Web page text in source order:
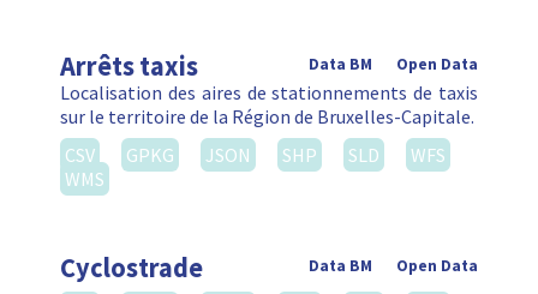
Arrêts taxis Open Data
Data BM
Localisation des aires de stationnements de taxis
sur le territoire de la Région de Bruxelles-Capitale.
CSV
GPKG JSON SHP SLD
WFS
WMS
Cyclostrade Open Data
Data BM